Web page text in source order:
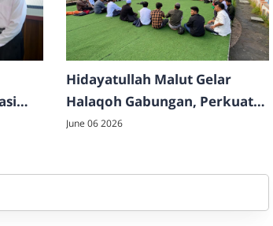
Hidayatullah Malut Gelar
Halaqoh Gabungan, Perkuat
Dakwah dan Pembinaan
June 06 2026